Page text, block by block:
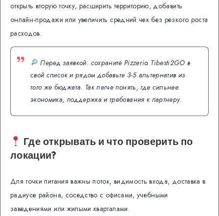
открыть вторую точку, расширить территорию, добавить
онлайн-продажи или увеличить средний чек без резкого роста
расходов.
Перед заявкой: сохраните Pizzeria Tibesti2GO в
свой список и рядом добавьте 3-5 альтернатив из
того же бюджета. Так легче понять, где сильнее
экономика, поддержка и требования к партнеру.
Где открывать и что проверить по
локации?
Для точки питания важны поток, видимость входа, доставка в
радиусе района, соседство с офисами, учебными
заведениями или жилыми кварталами.